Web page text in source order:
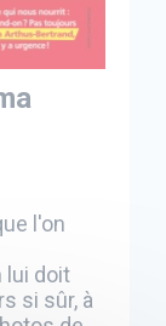
l'on
lui doit
si sûr, à